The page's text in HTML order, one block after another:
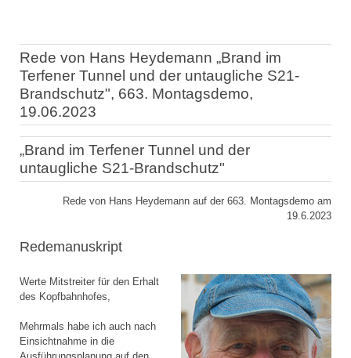
Rede von Hans Heydemann „Brand im
Terfener Tunnel und der untaugliche S21-
Brandschutz", 663. Montagsdemo,
19.06.2023
„Brand im Terfener Tunnel und der
untaugliche S21-Brandschutz"
Rede von Hans Heydemann auf der 663. Montagsdemo am
19.6.2023
Redemanuskript
Werte Mitstreiter für den Erhalt
des Kopfbahnhofes,
Mehrmals habe ich auch nach
Einsichtnahme in die